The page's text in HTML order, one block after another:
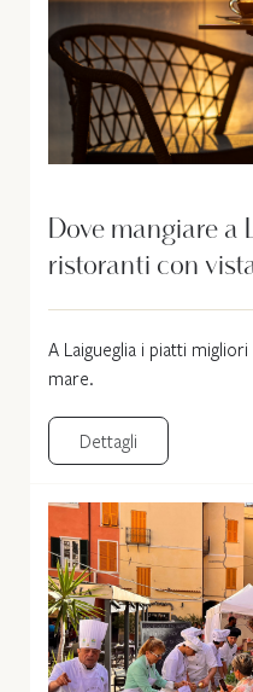
Dove mangiare a
ristoranti con
A Laigueglia i piatti
mare.
Dettagli